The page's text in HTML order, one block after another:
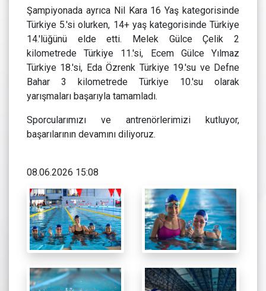
Şampiyonada ayrıca Nil Kara 16 Yaş kategorisinde
Türkiye 5.'si olurken, 14+ yaş kategorisinde Türkiye
14.'lüğünü elde etti. Melek Gülce Çelik 2
kilometrede Türkiye 11.'si, Ecem Gülce Yılmaz
Türkiye 18.'si, Eda Özrenk Türkiye 19.'su ve Defne
Bahar 3 kilometrede Türkiye 10.'su olarak
yarışmaları başarıyla tamamladı.
Sporcularımızı ve antrenörlerimizi kutluyor,
başarılarının devamını diliyoruz.
08.06.2026 15:08